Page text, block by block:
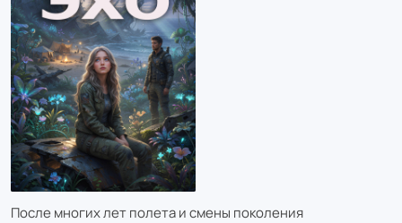
После многих лет полета и смены поколения